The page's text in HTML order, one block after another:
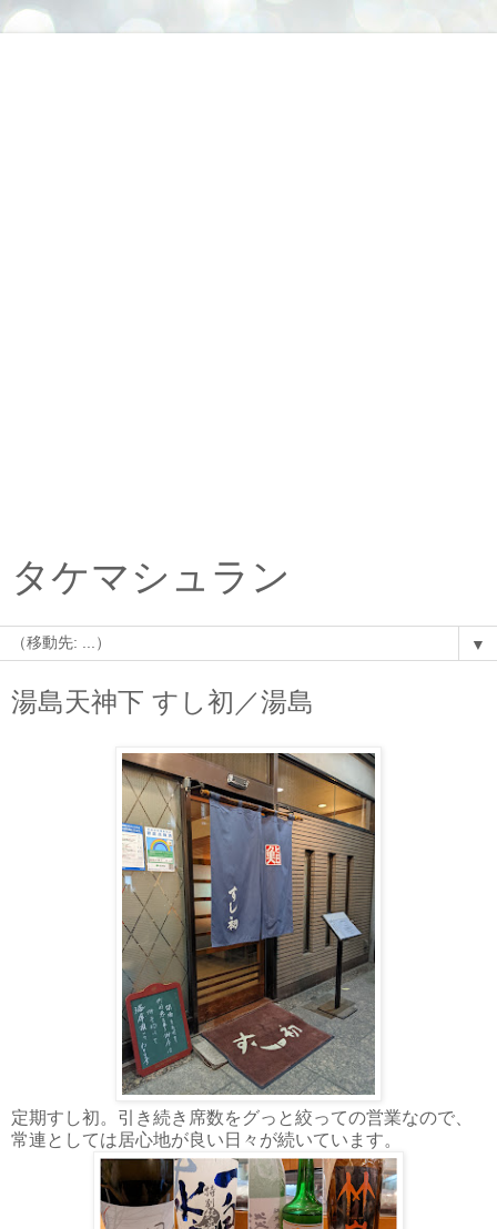
タケマシュラン
▼
湯島天神下 すし初／湯島
定期すし初。引き続き席数をグっと絞っての営業なので、
常連としては居心地が良い日々が続いています。